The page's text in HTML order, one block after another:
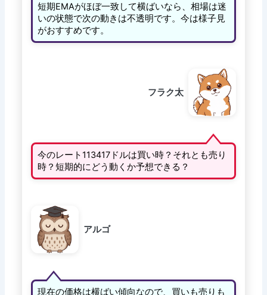
短期EMAがほぼ一致して横ばいなら、相場は迷
いの状態で次の動きは不透明です。今は様子見
がおすすめです。
フラク太
今のレート113417ドルは買い時？それとも売り
時？短期的にどう動くか予想できる？
アルゴ
現在の価格は横ばい傾向なので、買いも売りも